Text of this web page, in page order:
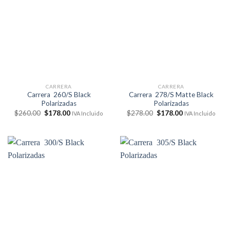
CARRERA
Carrera 260/S Black
Polarizadas
$260.00 El
$260.00.
$178.00El
$178.00.
IVA Incluido
CARRERA
Carrera 278/S Matte Black
Polarizadas
$278.00 El
$278.00.
$178.00El
$178.00.
IVA Incluido